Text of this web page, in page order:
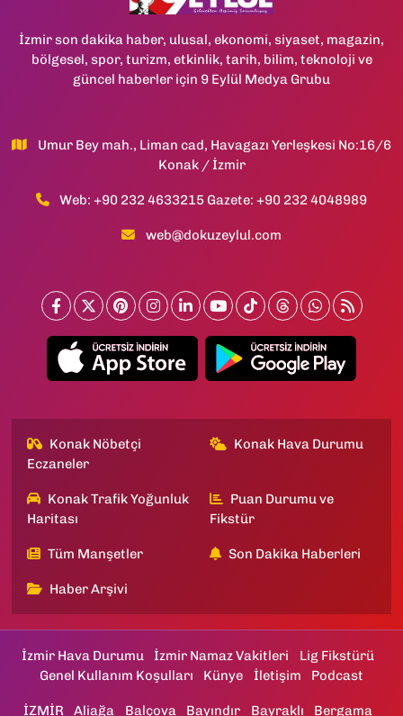
İzmir son dakika haber, ulusal, ekonomi, siyaset, magazin,
bölgesel, spor, turizm, etkinlik, tarih, bilim, teknoloji ve
güncel haberler için 9 Eylül Medya Grubu
Umur Bey mah., Liman cad, Havagazı Yerleşkesi No:16/6
Konak / İzmir
Web: +90 232 4633215 Gazete: +90 232 4048989
web@dokuzeylul.com
Konak Nöbetçi
Eczaneler
Konak Hava Durumu
Konak Trafik Yoğunluk
Haritası
Puan Durumu ve
Fikstür
Tüm Manşetler Son Dakika Haberleri
Haber Arşivi
İzmir Hava Durumu İzmir Namaz Vakitleri
Lig Fikstürü
Genel Kullanım Koşulları
Künye İletişim Podcast
İZMİR Aliağa Balçova Bayındır Bayraklı Bergama